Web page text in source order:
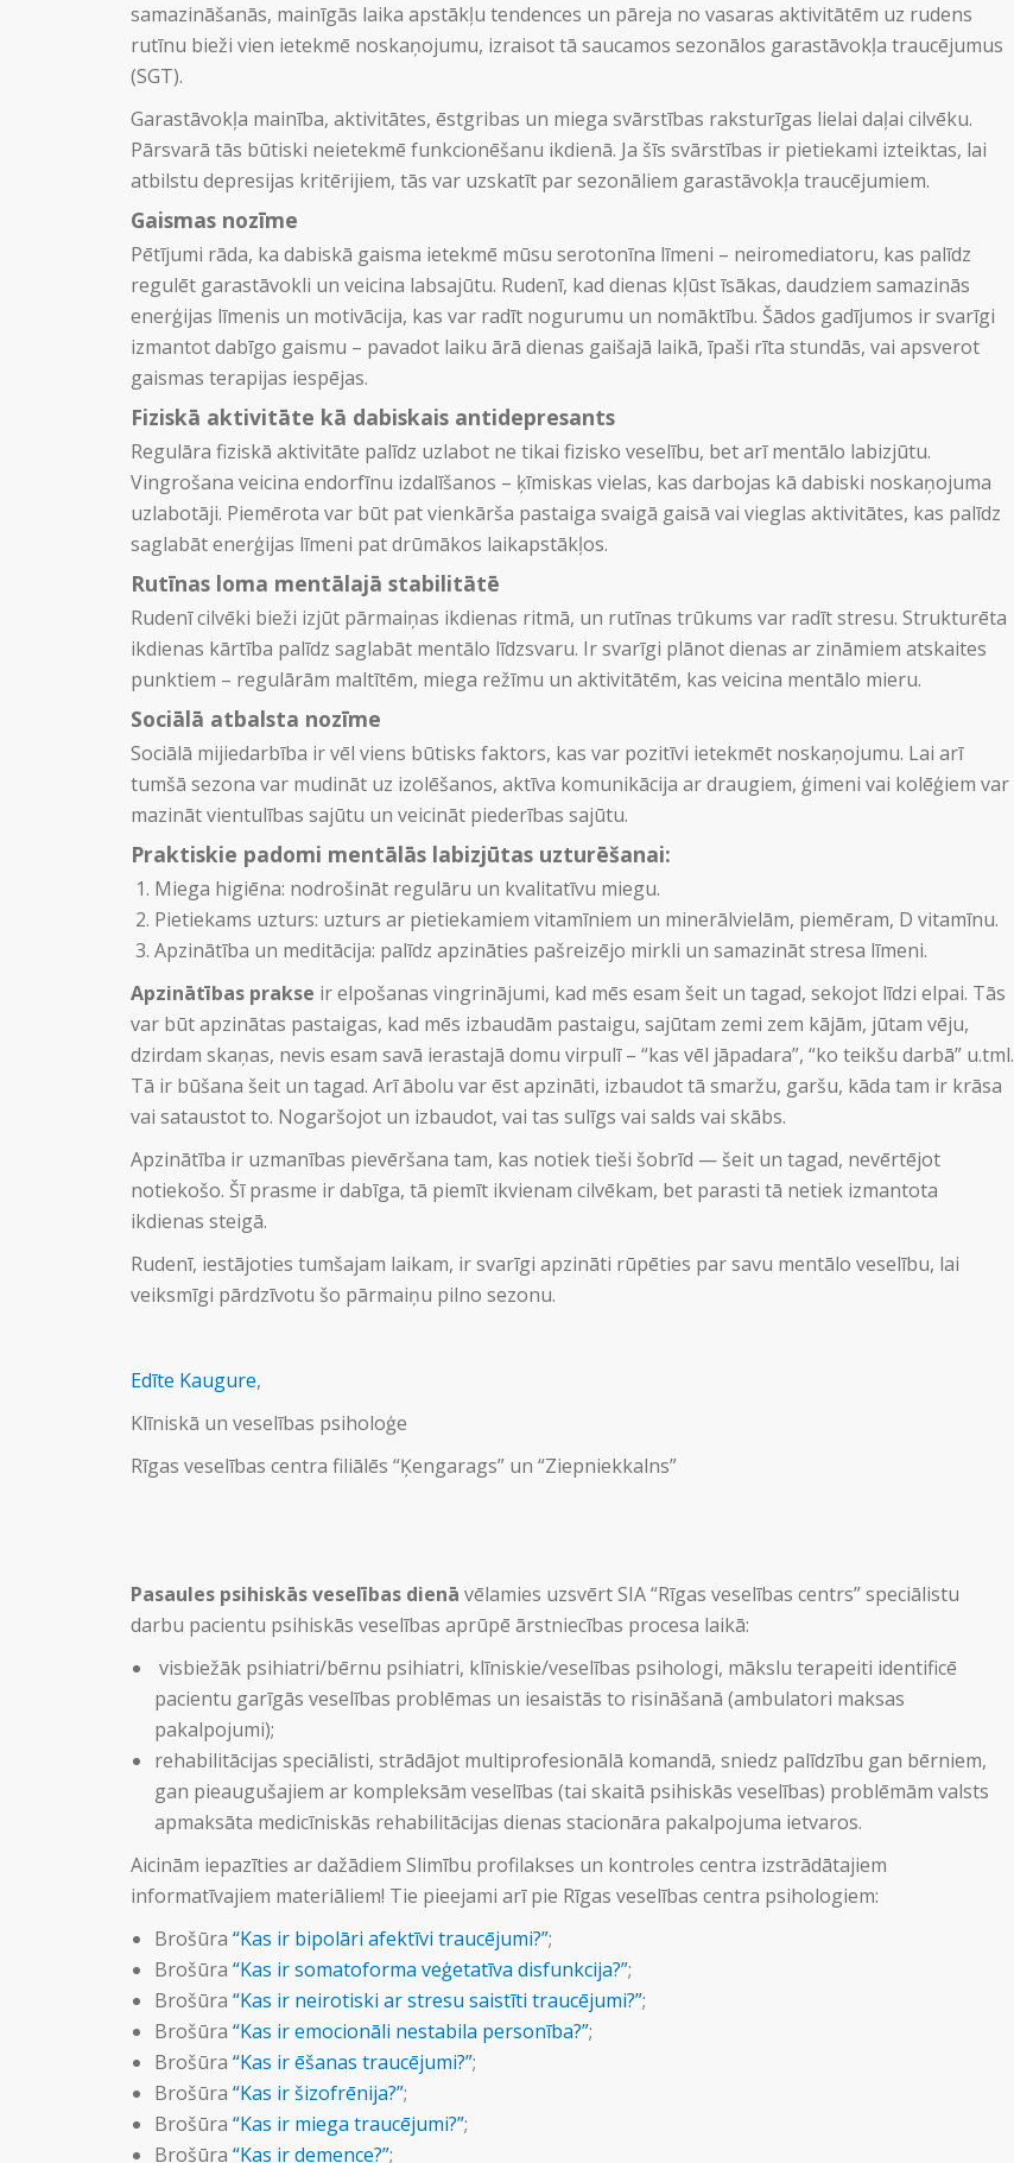
samazināšanās, mainīgās laika apstākļu tendences un pāreja no vasaras aktivitātēm uz rudens
rutīnu bieži vien ietekmē noskaņojumu, izraisot tā saucamos sezonālos garastāvokļa traucējumus
(SGT).
Garastāvokļa mainība, aktivitātes, ēstgribas un miega svārstības raksturīgas lielai daļai cilvēku.
Pārsvarā tās būtiski neietekmē funkcionēšanu ikdienā. Ja šīs svārstības ir pietiekami izteiktas, lai
atbilstu depresijas kritērijiem, tās var uzskatīt par sezonāliem garastāvokļa traucējumiem.
Gaismas nozīme
Pētījumi rāda, ka dabiskā gaisma ietekmē mūsu serotonīna līmeni – neiromediatoru, kas palīdz
regulēt garastāvokli un veicina labsajūtu. Rudenī, kad dienas kļūst īsākas, daudziem samazinās
enerģijas līmenis un motivācija, kas var radīt nogurumu un nomāktību. Šādos gadījumos ir svarīgi
izmantot dabīgo gaismu – pavadot laiku ārā dienas gaišajā laikā, īpaši rīta stundās, vai apsverot
gaismas terapijas iespējas.
Fiziskā aktivitāte kā dabiskais antidepresants
Regulāra fiziskā aktivitāte palīdz uzlabot ne tikai fizisko veselību, bet arī mentālo labizjūtu.
Vingrošana veicina endorfīnu izdalīšanos – ķīmiskas vielas, kas darbojas kā dabiski noskaņojuma
uzlabotāji. Piemērota var būt pat vienkārša pastaiga svaigā gaisā vai vieglas aktivitātes, kas palīdz
saglabāt enerģijas līmeni pat drūmākos laikapstākļos.
Rutīnas loma mentālajā stabilitātē
Rudenī cilvēki bieži izjūt pārmaiņas ikdienas ritmā, un rutīnas trūkums var radīt stresu. Strukturēta
ikdienas kārtība palīdz saglabāt mentālo līdzsvaru. Ir svarīgi plānot dienas ar zināmiem atskaites
punktiem – regulārām maltītēm, miega režīmu un aktivitātēm, kas veicina mentālo mieru.
Sociālā atbalsta nozīme
Sociālā mijiedarbība ir vēl viens būtisks faktors, kas var pozitīvi ietekmēt noskaņojumu. Lai arī
tumšā sezona var mudināt uz izolēšanos, aktīva komunikācija ar draugiem, ģimeni vai kolēģiem var
mazināt vientulības sajūtu un veicināt piederības sajūtu.
Praktiskie padomi mentālās labizjūtas uzturēšanai:
Miega higiēna: nodrošināt regulāru un kvalitatīvu miegu.
Pietiekams uzturs: uzturs ar pietiekamiem vitamīniem un minerālvielām, piemēram, D vitamīnu.
Apzinātība un meditācija: palīdz apzināties pašreizējo mirkli un samazināt stresa līmeni.
Apzinātības prakse ir elpošanas vingrinājumi, kad mēs esam šeit un tagad, sekojot līdzi elpai. Tās
var būt apzinātas pastaigas, kad mēs izbaudām pastaigu, sajūtam zemi zem kājām, jūtam vēju,
dzirdam skaņas, nevis esam savā ierastajā domu virpulī – “kas vēl jāpadara”, “ko teikšu darbā” u.tml.
Tā ir būšana šeit un tagad. Arī ābolu var ēst apzināti, izbaudot tā smaržu, garšu, kāda tam ir krāsa
vai sataustot to. Nogaršojot un izbaudot, vai tas sulīgs vai salds vai skābs.
Apzinātība ir uzmanības pievēršana tam, kas notiek tieši šobrīd — šeit un tagad, nevērtējot
notiekošo. Šī prasme ir dabīga, tā piemīt ikvienam cilvēkam, bet parasti tā netiek izmantota
ikdienas steigā.
Rudenī, iestājoties tumšajam laikam, ir svarīgi apzināti rūpēties par savu mentālo veselību, lai
veiksmīgi pārdzīvotu šo pārmaiņu pilno sezonu.
Edīte Kaugure,
Klīniskā un veselības psiholoģe
Rīgas veselības centra filiālēs “Ķengarags” un “Ziepniekkalns”
Pasaules psihiskās veselības dienā vēlamies uzsvērt SIA “Rīgas veselības centrs” speciālistu
darbu pacientu psihiskās veselības aprūpē ārstniecības procesa laikā:
visbiežāk psihiatri/bērnu psihiatri, klīniskie/veselības psihologi, mākslu terapeiti identificē
pacientu garīgās veselības problēmas un iesaistās to risināšanā (ambulatori maksas
pakalpojumi);
rehabilitācijas speciālisti, strādājot multiprofesionālā komandā, sniedz palīdzību gan bērniem,
gan pieaugušajiem ar kompleksām veselības (tai skaitā psihiskās veselības) problēmām valsts
apmaksāta medicīniskās rehabilitācijas dienas stacionāra pakalpojuma ietvaros.
Aicinām iepazīties ar dažādiem Slimību profilakses un kontroles centra izstrādātajiem
informatīvajiem materiāliem! Tie pieejami arī pie Rīgas veselības centra psihologiem:
Brošūra “Kas ir bipolāri afektīvi traucējumi?”;
Brošūra “Kas ir somatoforma veģetatīva disfunkcija?”;
Brošūra “Kas ir neirotiski ar stresu saistīti traucējumi?”;
Brošūra “Kas ir emocionāli nestabila personība?”;
Brošūra “Kas ir ēšanas traucējumi?”;
Brošūra “Kas ir šizofrēnija?”;
Brošūra “Kas ir miega traucējumi?”;
Brošūra “Kas ir demence?”;